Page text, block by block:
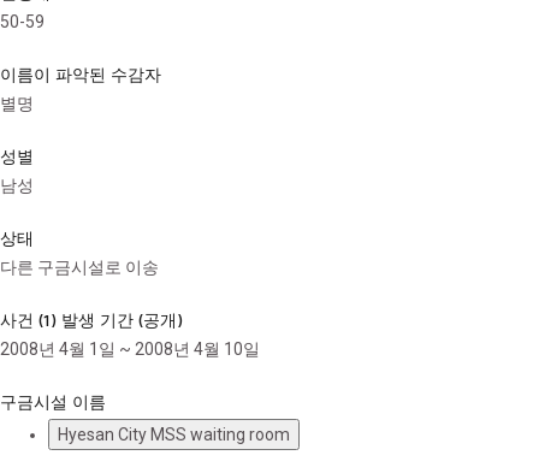
50-59
이름이 파악된 수감자
별명
성별
남성
상태
다른 구금시설로 이송
사건 (1) 발생 기간 (공개)
2008년 4월 1일 ~ 2008년 4월 10일
구금시설 이름
Hyesan City MSS waiting room